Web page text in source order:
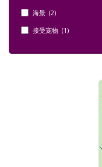
海景 (2)
接受宠物 (1)